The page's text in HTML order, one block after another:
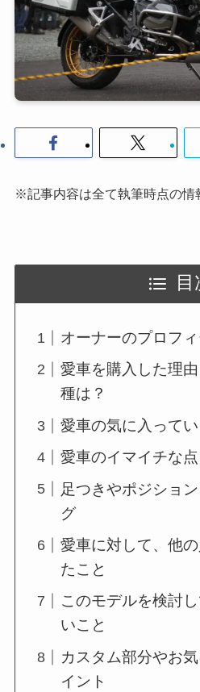
※記事内容は全て執筆時点の情
目
オーナーのプロフ
愛車を購入した理
種は？
愛車の気に入って
愛車のイマイチな点
足つきやポジショ
グ
愛車に対して、他
たこと
このモデルを検討
いこと
カスタム部分やお
イント